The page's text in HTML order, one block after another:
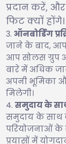
प्रदान करें,
फिट क्यों होंगे।
ऑनबोर्डिंग
जाने के बाद, आप
आप सोलस ग्रुप
बारे में अधिक
अपनी भूमिका
मिलेगी।
समुदाय के
समुदाय के
परियोजनाओं
प्रयासों में